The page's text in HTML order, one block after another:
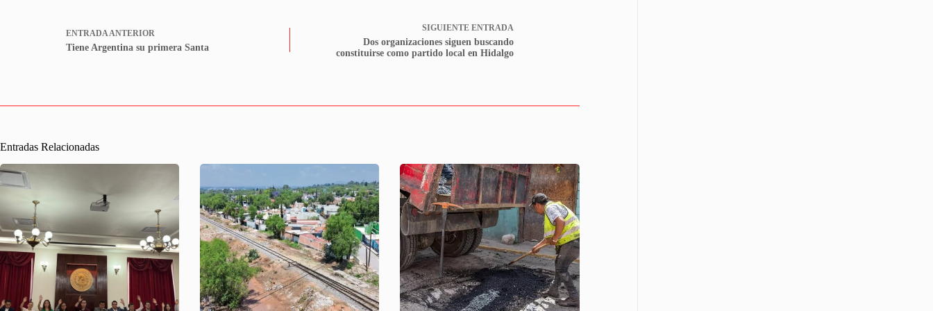
ENTRADAANTERIOR
Tiene Argentina su primera Santa
SIGUIENTE ENTRADA
Dos organizaciones siguen buscando
constituirse como partido local en Hidalgo
Entradas Relacionadas